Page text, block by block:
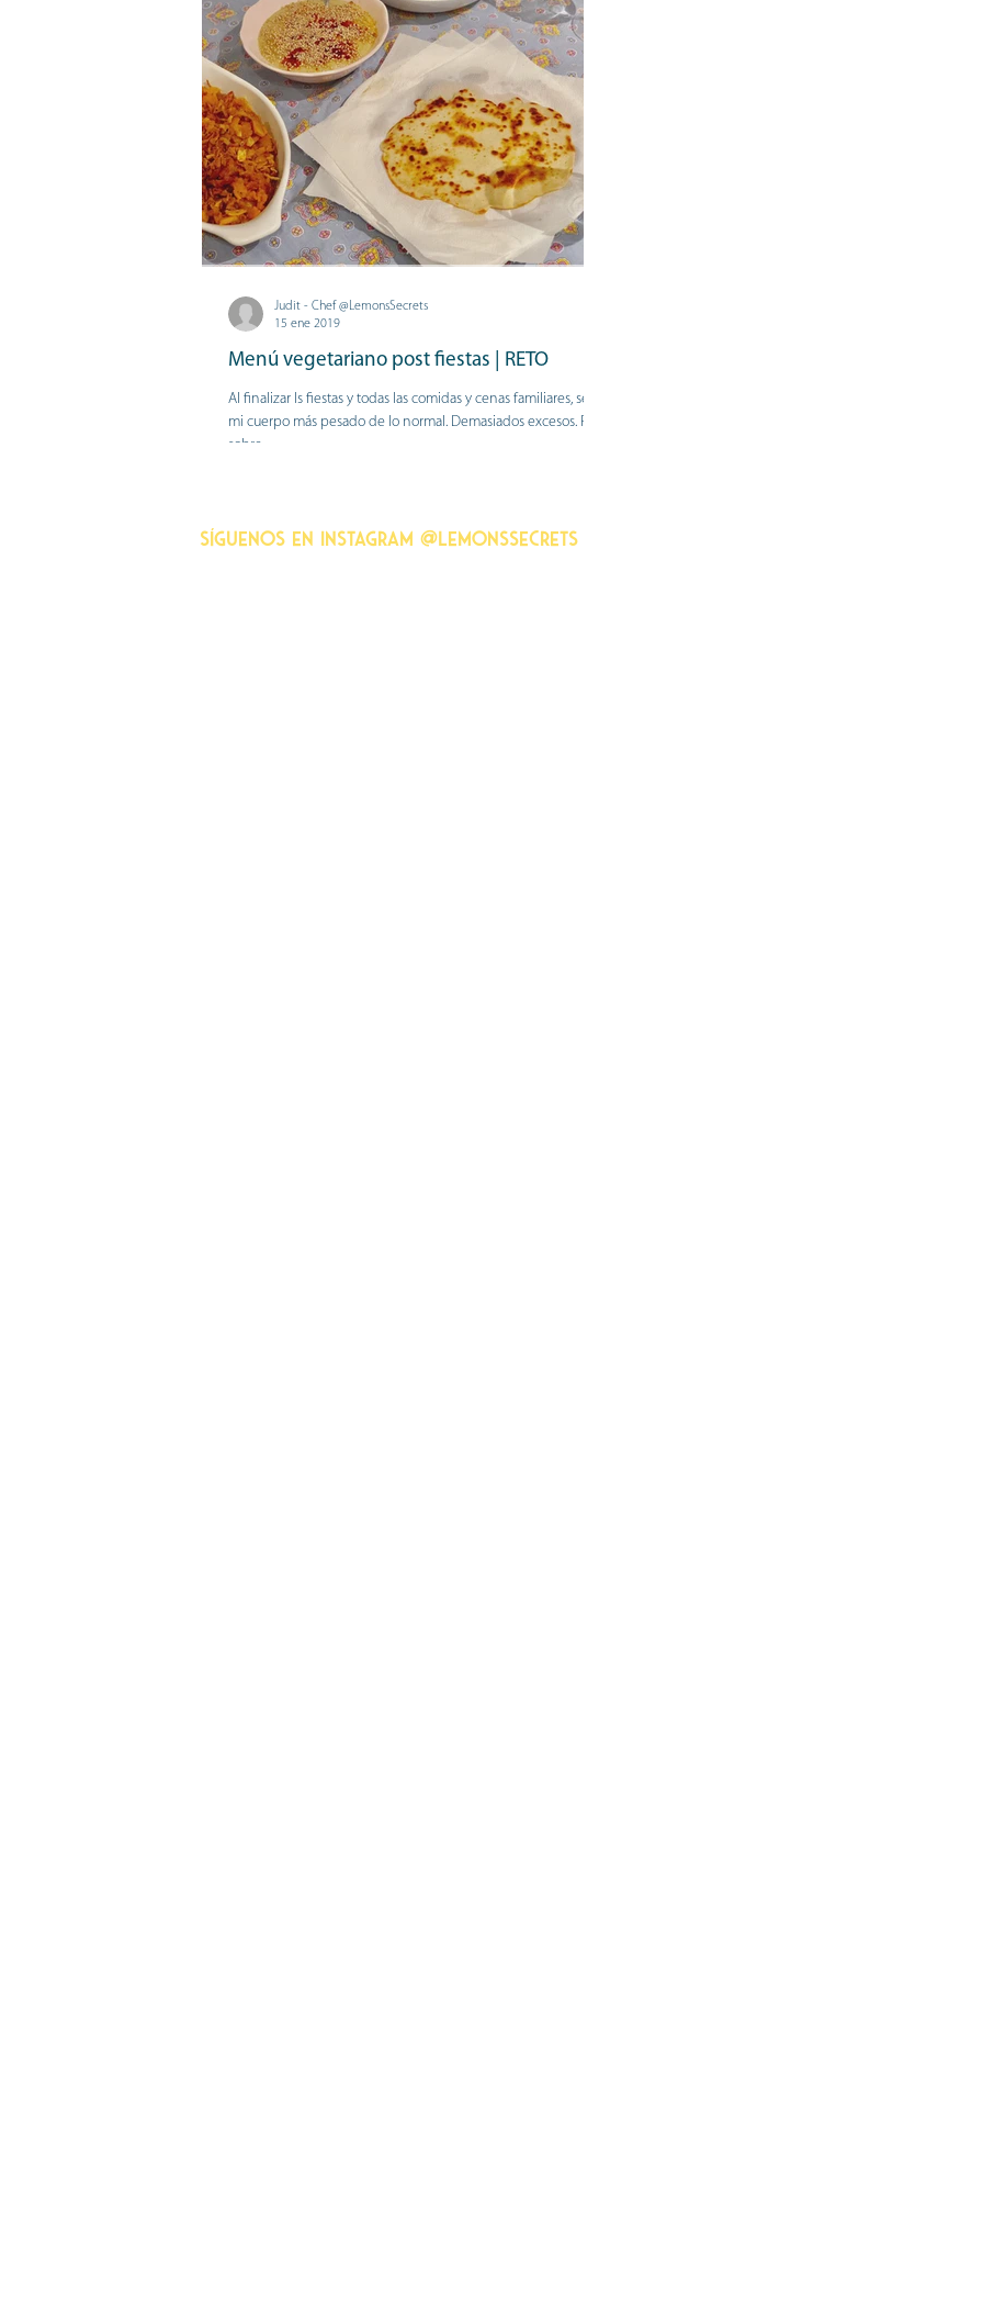
Menú vegetariano post fiestas | RETO
Al finalizar ls fiestas y todas las comidas y cenas familiares, sentí
mi cuerpo más pesado de lo normal. Demasiados excesos. Pero
sobre...
Judit - Chef @LemonsSecrets
15 ene 2019
Síguenos en instagram @lemonssecrets